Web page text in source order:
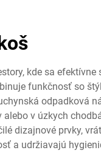
kde sa efektívne
funkčnosť so
odpadková
v úzkych
dizajnové prvky,
a udržiavajú